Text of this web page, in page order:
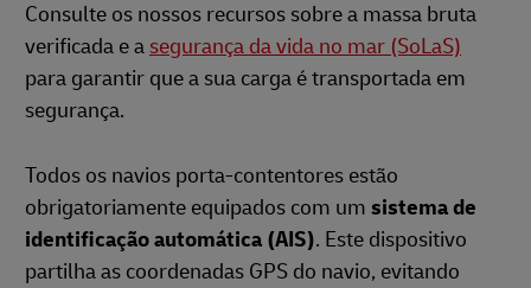
Consulte os nossos recursos sobre a massa bruta
verificada e a segurança da vida no mar (SoLaS)
para garantir que a sua carga é transportada em
segurança.
Todos os navios porta-contentores estão
obrigatoriamente equipados com um sistema de
identificação automática (AIS). Este dispositivo
partilha as coordenadas GPS do navio, evitando